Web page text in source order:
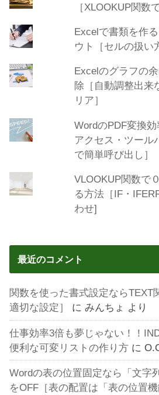
［XLOOKUP関数
Excelで書類を作
ウト［セルの扱い
Excelのグラフの
除［自動調整出来
リア］
WordのPDF変換効
アクセス・ツール
で簡単呼び出し］
VLOOKUP関数で
る方法［IF・
わせ]
最近のコメント
関数を使った書式設定ならTEXT
適切な設定］
にみんちょ より
仕事効率3倍も夢じゃない！！
便利な可変リストの作り方 に
Wordの表の位置固定なら「文字
をOFF［表の配置は「表の位置